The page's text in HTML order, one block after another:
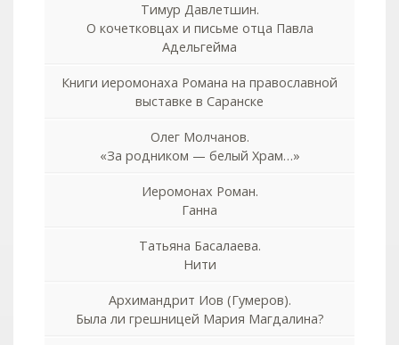
Тимур Давлетшин.
О кочетковцах и письме отца Павла
Адельгейма
Книги иеромонаха Романа на православной
выставке в Саранске
Олег Молчанов.
«За родником — белый Храм…»
Иеромонах Роман.
Ганна
Татьяна Басалаева.
Нити
Архимандрит Иов (Гумеров).
Была ли грешницей Мария Магдалина?